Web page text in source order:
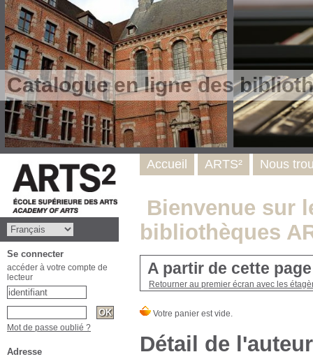
Catalogue en ligne des
Bienvenue sur
bibliothèques
A partir de cette
Retourner au premier écran avec les
Détail de l'auteur
Accueil ARTS² Nous
Se connecter
accéder à votre compte de
lecteur
Mot de passe oublié ?
Adresse